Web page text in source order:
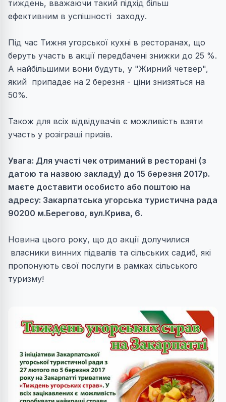
тиждень, вважаючи такий підхід більш
ефективним в успішності заходу.
Під час Тижня угорської кухні в ресторанах, що
беруть участь в акції передбачені знижки до 25 %.
А найбільшими вони будуть, у "Жирний четвер",
який припадає на 2 березня - ціни знизяться на
50%.
Також для всіх відвідувачів є можливість взяти
участь у розіграші призів.
Увага: Для участі чек отриманий в ресторані (з
датою та назвою закладу) до 15 березня 2017р.
маєте доставити особисто або поштою на
адресу: Закарпатська угорська туристична рада
90200 м.Берегово, вул.Крива, 6.
Новина цього року, що до акції долучилися
власники винних підвалів та сільських садиб, які
пропонують свої послуги в рамках сільського
туризму!